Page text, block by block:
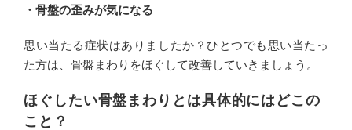
・骨盤の歪みが気になる
思い当たる症状はありましたか？ひとつでも思い当たっ
た方は、骨盤まわりをほぐして改善していきましょう。
ほぐしたい骨盤まわりとは具体的にはどこの
こと？